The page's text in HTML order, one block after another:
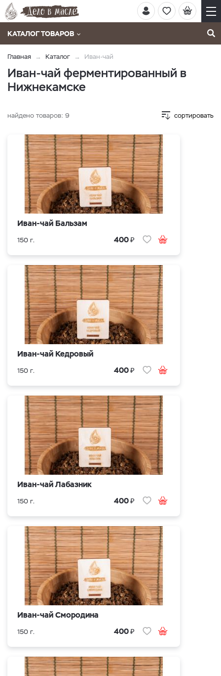
КАТАЛОГ ТОВАРОВ
Главная Каталог Иван-чай
Иван-чай ферментированный в
Нижнекамске
найдено товаров: 9 сортировать
Иван-чай Бальзам
150 г. 400₽
Иван-чай Кедровый
150 г. 400₽
Иван-чай Лабазник
150 г. 400₽
Иван-чай Смородина
150 г. 400₽